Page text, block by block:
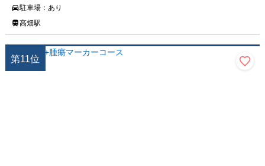
駐車場： あり
高畑駅
第11位